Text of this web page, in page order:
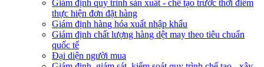
Giám định quy trình sản xuất - chế tạo trước thời điểm
thực hiện đơn đặt hàng
Giám định hàng hóa xuất nhập khẩu
Giám định chất lượng hàng dệt may theo tiêu chuẩn
quốc tế
Đại diện người mua